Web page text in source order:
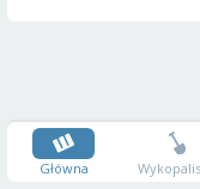
Główna